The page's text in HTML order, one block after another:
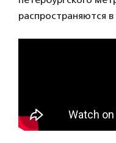
распространяются